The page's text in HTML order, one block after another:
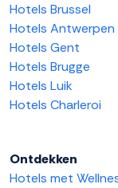
Hotels Brussel
Hotels Antwerpen
Hotels Gent
Hotels Brugge
Hotels Luik
Hotels Charleroi
Ontdekken
Hotels met